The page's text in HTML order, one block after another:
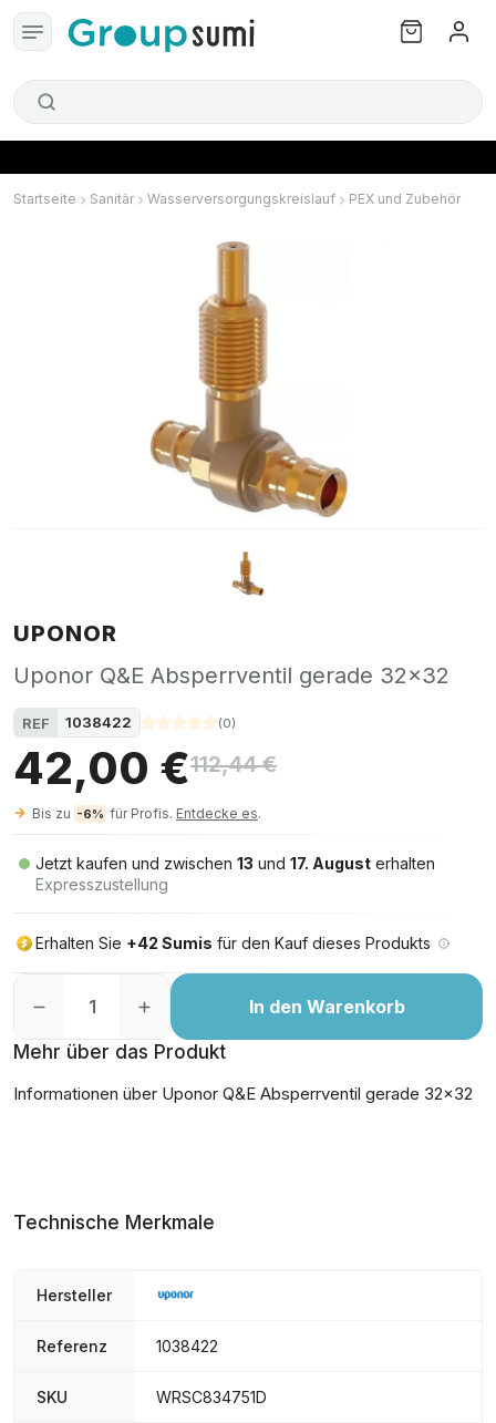
Startseite Sanitär Wasserversorgungskreislauf PEX und Zubehör
UPONOR
Uponor Q&E Absperrventil gerade 32x32
REF 1038422 (0)
42,00 €112,44 €
Bis zu -6% für Profis. Entdecke es.
Jetzt kaufen und zwischen 13 und 17. August erhalten
Expresszustellung
Erhalten Sie +42 Sumis für den Kauf dieses Produkts
In den Warenkorb
Mehr über das Produkt
Informationen über Uponor Q&E Absperrventil gerade 32x32
Technische Merkmale
Hersteller
Referenz 1038422
SKU WRSC834751D